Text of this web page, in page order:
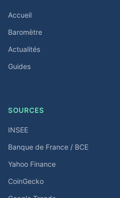
Accueil
Baromètre
Actualités
Guides
SOURCES
INSEE
Banque de France / BCE
Yahoo Finance
CoinGecko